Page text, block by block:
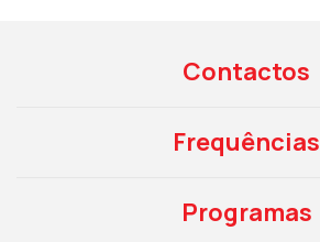
Contactos
Frequências
Programas